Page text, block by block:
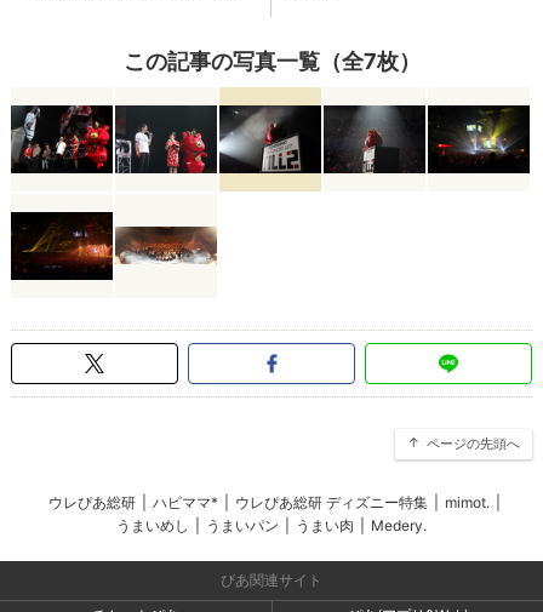
この記事の写真一覧（全7枚）
ページの先頭へ
ウレぴあ総研 ハピママ* ウレぴあ総研 ディズニー特集 mimot.
うまいめし
うまいパン うまい肉 Medery.
ぴあ関連サイト